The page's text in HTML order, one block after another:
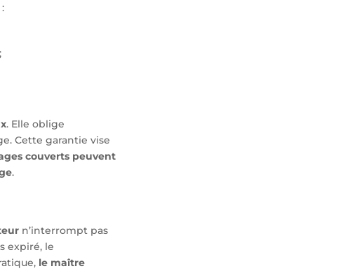
. Elle oblige
Cette garantie vise
couverts peuvent
.
n’interrompt pas
expiré, le
le maître